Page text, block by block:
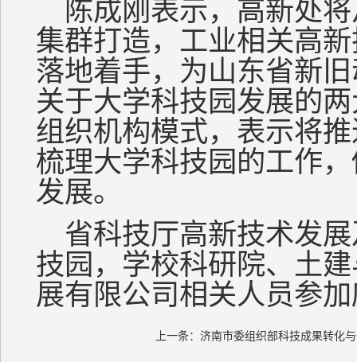
陈成刚表示，高新处将
集群打造，工业相关高
落地着手，为山东省新
关于大学科技园发展的
组织机构模式，表示将
梳理大学科技园的工作
发展。
省科技厅高新技术发展
技园，学校科研院、土
展有限公司相关人员参
上一条： 济南市委组织部科技成果转化